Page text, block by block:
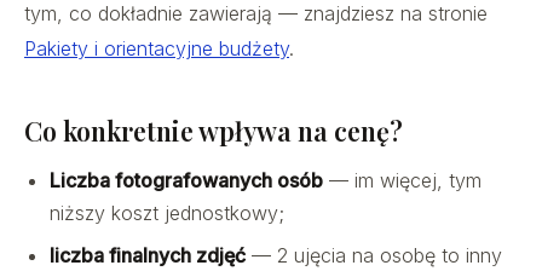
tym, co dokładnie zawierają — znajdziesz na stronie
Pakiety i orientacyjne budżety.
Co konkretnie wpływa na cenę?
Liczba fotografowanych osób— im więcej, tym
niższy koszt jednostkowy;
liczba finalnych zdjęć— 2 ujęcia na osobę to inny